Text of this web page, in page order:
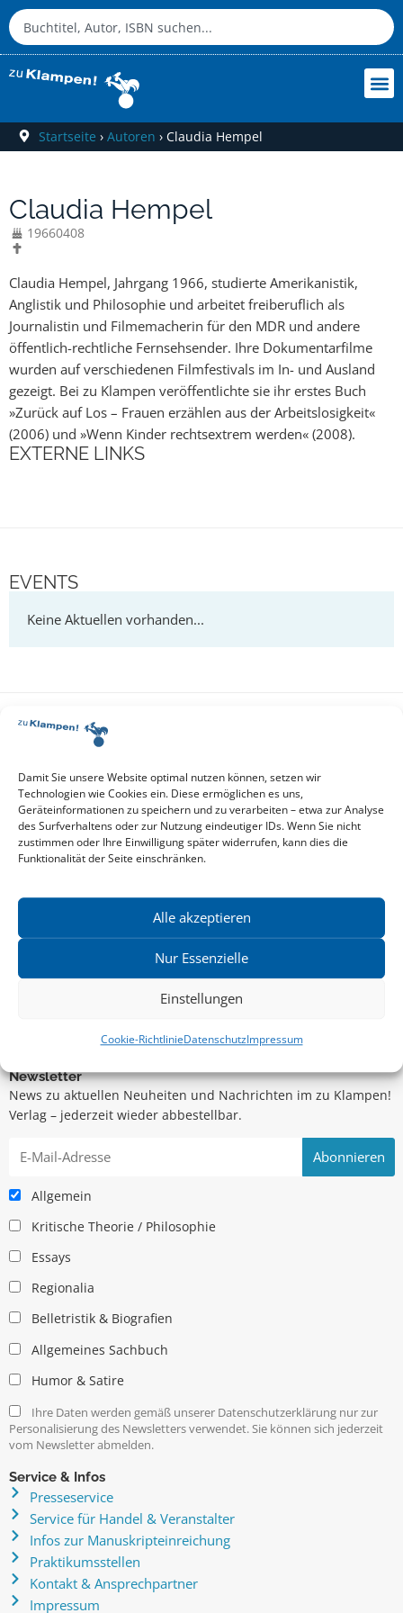
Damit Sie unsere Website optimal nutzen können, setzen wir
Technologien wie Cookies ein. Diese ermöglichen es uns,
Geräteinformationen zu speichern und zu verarbeiten – etwa zur Analyse
des Surfverhaltens oder zur Nutzung eindeutiger IDs. Wenn Sie nicht
zustimmen oder Ihre Einwilligung später widerrufen, kann dies die
Funktionalität der Seite einschränken.
Alle akzeptieren
Nur Essenzielle
Einstellungen
Cookie-RichtlinieDatenschutzImpressum
Startseite › Autoren › Claudia Hempel
Claudia Hempel
19660408
Claudia Hempel, Jahrgang 1966, studierte Amerikanistik,
Anglistik und Philosophie und arbeitet freiberuflich als
Journalistin und Filmemacherin für den MDR und andere
öffentlich-rechtliche Fernsehsender. Ihre Dokumentarfilme
wurden auf verschiedenen Filmfestivals im In- und Ausland
gezeigt. Bei zu Klampen veröffentlichte sie ihr erstes Buch
»Zurück auf Los – Frauen erzählen aus der Arbeitslosigkeit«
(2006) und »Wenn Kinder rechtsextrem werden« (2008).
EXTERNE LINKS
EVENTS
Aktuelle Vorschau
Entdecken Sie das aktuelle zu-Klampen!-Verlagsprogramm.
Hier finden Sie die Verlagsvorschau – einfach direkt online
Download: Vorschau zu Klampen! Herbst 2026
Newsletter
News zu aktuellen Neuheiten und Nachrichten im zu Klampen!
Verlag – jederzeit wieder abbestellbar.
Allgemein
Kritische Theorie / Philosophie
Essays
Regionalia
Belletristik & Biografien
Allgemeines Sachbuch
Humor & Satire
Ihre Daten werden gemäß unserer Datenschutzerklärung nur zur
Personalisierung des Newsletters verwendet. Sie können sich jederzeit
vom Newsletter abmelden.
Service & Infos
Presseservice
Service für Handel & Veranstalter
Infos zur Manuskripteinreichung
Praktikumsstellen
Kontakt & Ansprechpartner
Impressum